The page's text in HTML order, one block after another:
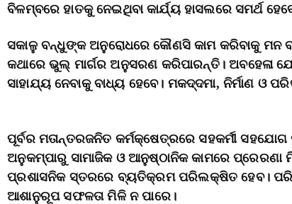
ବିଳମ୍ବରେ ହାତକୁ ନେଇଥିବା କାର୍ଯ୍ୟ ହାସଲରେ ସମର୍ଥ
ସକାଳୁ ବନ୍ଧୁଙ୍କ ଅନୁରୋଧରେ କୌଣସି କାମ କରିବାକୁ ମନ
କଥାରେ ଭୁଲ୍‌ ମାର୍ଗର ଅନୁସରଣ କରିପାରନ୍ତି। ଅବହେଳା
ସାହାଯ୍ୟ ନେବାକୁ ବାଧ୍ୟ ହେବେ। ମକଦ୍ଦମା, ନିର୍ମାଣ ଓ
ପୂର୍ବର ମତାନ୍ତରଜନିତ କର୍ମକ୍ଷେତ୍ରରେ ସହକର୍ମୀ
ଅନୁକମ୍ପାରୁ ସାମାଜିକ ଓ ଆନୁଷ୍ଠାନିକ କାମରେ ପ୍ରେରଣା
ପ୍ରଶାସନିକ ସ୍ତରରେ ବ୍ୟତିକ୍ରମ ପରିଲକ୍ଷିତ ହେବ।
ଆଶାନୁରୂପ ସଫଳତା ମିଳି ନ ପାରେ।